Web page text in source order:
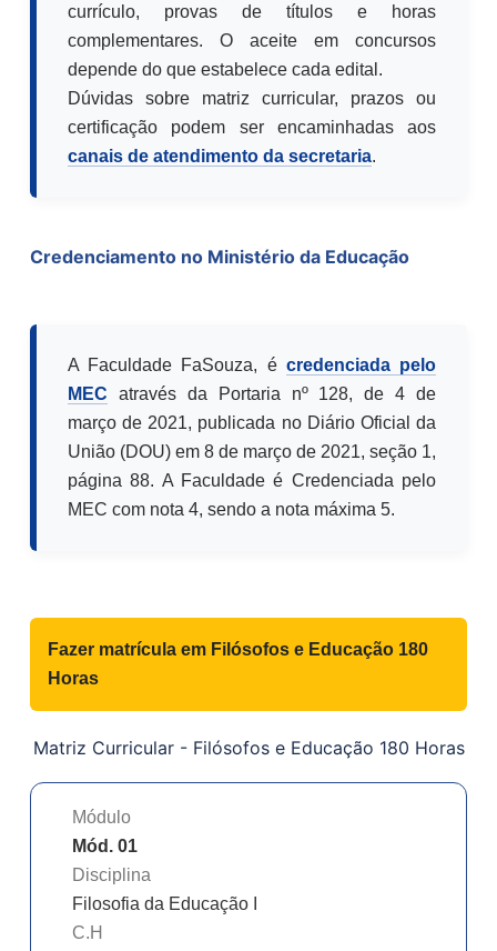
currículo, provas de títulos e horas
complementares. O aceite em concursos
depende do que estabelece cada edital.
Dúvidas sobre matriz curricular, prazos ou
certificação podem ser encaminhadas aos
canais de atendimento da secretaria.
Credenciamento no Ministério da Educação
A Faculdade FaSouza, é credenciada pelo
MEC através da Portaria nº 128, de 4 de
março de 2021, publicada no Diário Oficial da
União (DOU) em 8 de março de 2021, seção 1,
página 88. A Faculdade é Credenciada pelo
MEC com nota 4, sendo a nota máxima 5.
Fazer matrícula em Filósofos e Educação 180
Horas
Matriz Curricular - Filósofos e Educação 180 Horas
Módulo
Mód. 01
Disciplina
Filosofia da Educação I
C.H